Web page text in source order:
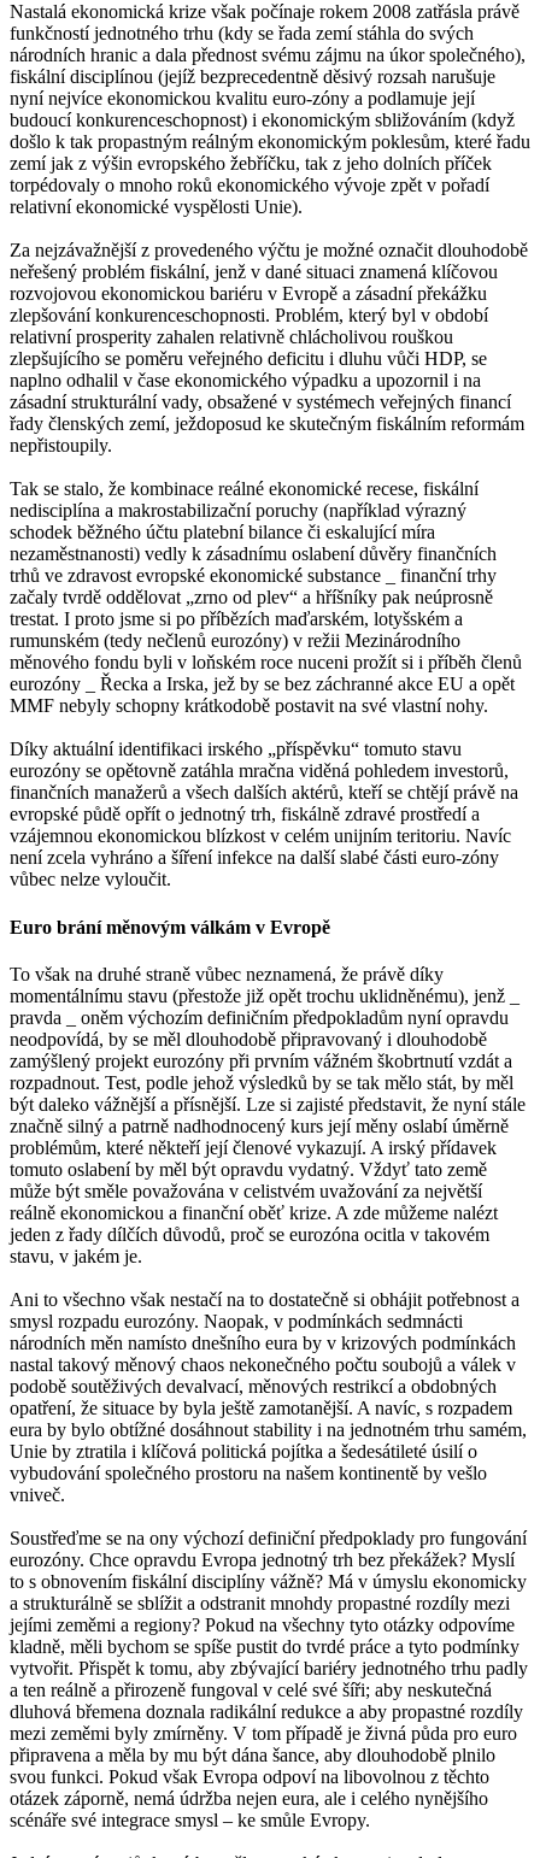
Nastalá ekonomická krize však počínaje rokem 2008 zatřásla právě
funkčností jednotného trhu (kdy se řada zemí stáhla do svých
národních hranic a dala přednost svému zájmu na úkor společného),
fiskální disciplínou (jejíž bezprecedentně děsivý rozsah narušuje
nyní nejvíce ekonomickou kvalitu euro-zóny a podlamuje její
budoucí konkurenceschopnost) i ekonomickým sbližováním (když
došlo k tak propastným reálným ekonomickým poklesům, které řadu
zemí jak z výšin evropského žebříčku, tak z jeho dolních příček
torpédovaly o mnoho roků ekonomického vývoje zpět v pořadí
relativní ekonomické vyspělosti Unie).
Za nejzávažnější z provedeného výčtu je možné označit dlouhodobě
neřešený problém fiskální, jenž v dané situaci znamená klíčovou
rozvojovou ekonomickou bariéru v Evropě a zásadní překážku
zlepšování konkurenceschopnosti. Problém, který byl v období
relativní prosperity zahalen relativně chlácholivou rouškou
zlepšujícího se poměru veřejného deficitu i dluhu vůči HDP, se
naplno odhalil v čase ekonomického výpadku a upozornil i na
zásadní strukturální vady, obsažené v systémech veřejných financí
řady členských zemí, ježdoposud ke skutečným fiskálním reformám
nepřistoupily.
Tak se stalo, že kombinace reálné ekonomické recese, fiskální
nedisciplína a makrostabilizační poruchy (například výrazný
schodek běžného účtu platební bilance či eskalující míra
nezaměstnanosti) vedly k zásadnímu oslabení důvěry finančních
trhů ve zdravost evropské ekonomické substance _ finanční trhy
začaly tvrdě oddělovat „zrno od plev“ a hříšníky pak neúprosně
trestat. I proto jsme si po příbězích maďarském, lotyšském a
rumunském (tedy nečlenů eurozóny) v režii Mezinárodního
měnového fondu byli v loňském roce nuceni prožít si i příběh členů
eurozóny _ Řecka a Irska, jež by se bez záchranné akce EU a opět
MMF nebyly schopny krátkodobě postavit na své vlastní nohy.
Díky aktuální identifikaci irského „příspěvku“ tomuto stavu
eurozóny se opětovně zatáhla mračna viděná pohledem investorů,
finančních manažerů a všech dalších aktérů, kteří se chtějí právě na
evropské půdě opřít o jednotný trh, fiskálně zdravé prostředí a
vzájemnou ekonomickou blízkost v celém unijním teritoriu. Navíc
není zcela vyhráno a šíření infekce na další slabé části euro-zóny
vůbec nelze vyloučit.
Euro brání měnovým válkám v Evropě
To však na druhé straně vůbec neznamená, že právě díky
momentálnímu stavu (přestože již opět trochu uklidněnému), jenž _
pravda _ oněm výchozím definičním předpokladům nyní opravdu
neodpovídá, by se měl dlouhodobě připravovaný i dlouhodobě
zamýšlený projekt eurozóny při prvním vážném škobrtnutí vzdát a
rozpadnout. Test, podle jehož výsledků by se tak mělo stát, by měl
být daleko vážnější a přísnější. Lze si zajisté představit, že nyní stále
značně silný a patrně nadhodnocený kurs její měny oslabí úměrně
problémům, které někteří její členové vykazují. A irský přídavek
tomuto oslabení by měl být opravdu vydatný. Vždyť tato země
může být směle považována v celistvém uvažování za největší
reálně ekonomickou a finanční oběť krize. A zde můžeme nalézt
jeden z řady dílčích důvodů, proč se eurozóna ocitla v takovém
stavu, v jakém je.
Ani to všechno však nestačí na to dostatečně si obhájit potřebnost a
smysl rozpadu eurozóny. Naopak, v podmínkách sedmnácti
národních měn namísto dnešního eura by v krizových podmínkách
nastal takový měnový chaos nekonečného počtu soubojů a válek v
podobě soutěživých devalvací, měnových restrikcí a obdobných
opatření, že situace by byla ještě zamotanější. A navíc, s rozpadem
eura by bylo obtížné dosáhnout stability i na jednotném trhu samém,
Unie by ztratila i klíčová politická pojítka a šedesátileté úsilí o
vybudování společného prostoru na našem kontinentě by vešlo
vniveč.
Soustřeďme se na ony výchozí definiční předpoklady pro fungování
eurozóny. Chce opravdu Evropa jednotný trh bez překážek? Myslí
to s obnovením fiskální disciplíny vážně? Má v úmyslu ekonomicky
a strukturálně se sblížit a odstranit mnohdy propastné rozdíly mezi
jejími zeměmi a regiony? Pokud na všechny tyto otázky odpovíme
kladně, měli bychom se spíše pustit do tvrdé práce a tyto podmínky
vytvořit. Přispět k tomu, aby zbývající bariéry jednotného trhu padly
a ten reálně a přirozeně fungoval v celé své šíři; aby neskutečná
dluhová břemena doznala radikální redukce a aby propastné rozdíly
mezi zeměmi byly zmírněny. V tom případě je živná půda pro euro
připravena a měla by mu být dána šance, aby dlouhodobě plnilo
svou funkci. Pokud však Evropa odpoví na libovolnou z těchto
otázek záporně, nemá údržba nejen eura, ale i celého nynějšího
scénáře své integrace smysl – ke smůle Evropy.